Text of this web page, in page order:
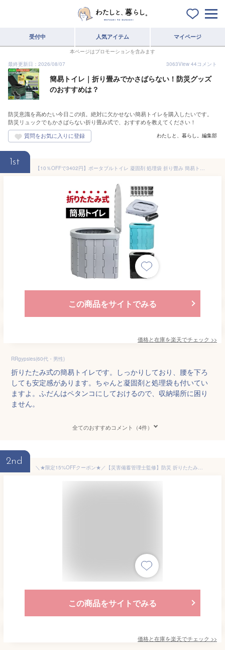
受付中 人気アイテム マイページ
本ページはプロモーションを含みます
最終更新日：2026/08/07
3063View 44コメント
簡易トイレ｜折り畳みでかさばらない！防災グッズ
のおすすめは？
防災意識を高めたい今日この頃。絶対に欠かせない簡易トイレを購入したいです。
防災リュックでもかさばらない折り畳み式で、おすすめを教えてください！
わたしと、暮らし。編集部
1st
【10％OFFで3402円】ポータブルトイレ 凝固剤 処理袋 折り畳み 簡易トイレ 防災 簡易 携帯 椅子式 非常用トイレレ キャンプ アウトドア 車載 防災 災害 非常用 折りたたみ セット 防災グッズ 災害用トイレ 介護用トイレ 車用トイレ 登山 釣り
この商品をサイトでみる
価格と在庫を楽天でチェック >>
RRgypsies(60代・男性)
折りたたみ式の簡易トイレです。しっかりしており、腰を下ろ
しても安定感があります。ちゃんと凝固剤と処理袋も付いてい
ますよ。ふだんはペタンコにしておけるので、収納場所に困り
ません。
全てのおすすめコメント（4件）
2nd
＼★限定15%OFFクーポン★／【災害備蓄管理士監修】防災 折りたたみ式 アウトドア 車載 車中泊 ポータブル キャンプ 軽量 携帯 非常用 災害用トイレ 清潔 地震 津波 台風 洪水 避難 緊急時 ポータブル 耐荷重200kg 仮設 ゴミ箱 スツール 断水 ny564
この商品をサイトでみる
価格と在庫を楽天でチェック >>